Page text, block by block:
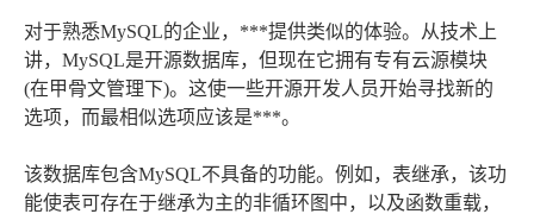
对于熟悉MySQL的企业，***提供类似的体验。从技术上
讲，MySQL是开源数据库，但现在它拥有专有云源模块
(在甲骨文管理下)。这使一些开源开发人员开始寻找新的
选项，而最相似选项应该是***。
该数据库包含MySQL不具备的功能。例如，表继承，该功
能使表可存在于继承为主的非循环图中，以及函数重载，